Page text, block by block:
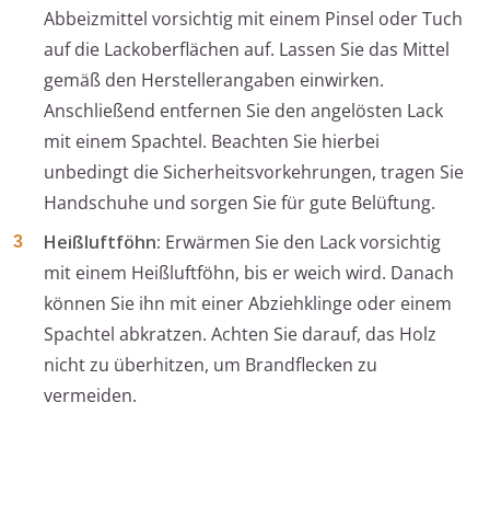
Abbeizmittel vorsichtig mit einem Pinsel oder Tuch
auf die Lackoberflächen auf. Lassen Sie das Mittel
gemäß den Herstellerangaben einwirken.
Anschließend entfernen Sie den angelösten Lack
mit einem Spachtel. Beachten Sie hierbei
unbedingt die Sicherheitsvorkehrungen, tragen Sie
Handschuhe und sorgen Sie für gute Belüftung.
Heißluftföhn: Erwärmen Sie den Lack vorsichtig
mit einem Heißluftföhn, bis er weich wird. Danach
können Sie ihn mit einer Abziehklinge oder einem
Spachtel abkratzen. Achten Sie darauf, das Holz
nicht zu überhitzen, um Brandflecken zu
vermeiden.